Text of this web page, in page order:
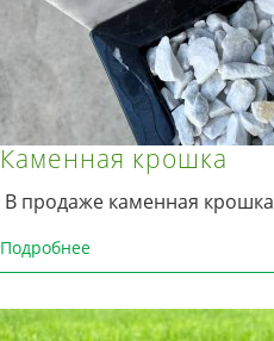
Каменная крошка
В продаже каменная крошка
Подробнее